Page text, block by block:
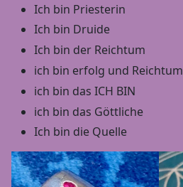
Ich bin Priesterin
Ich bin Druide
Ich bin der Reichtum
ich bin erfolg und Reichtum
ich bin das ICH BIN
ich bin das Göttliche
Ich bin die Quelle